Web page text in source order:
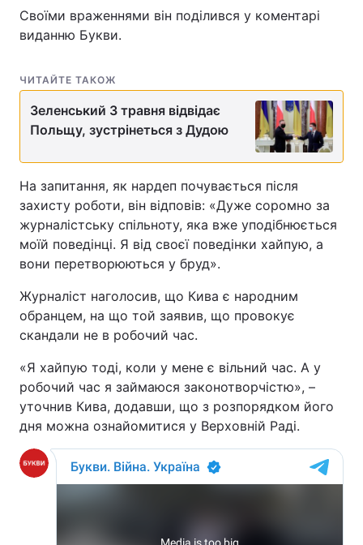
Своїми враженнями він поділився у коментарі
виданню Букви.
ЧИТАЙТЕ ТАКОЖ
Зеленський 3 травня відвідає
Польщу, зустрінеться з Дудою
На запитання, як нардеп почувається після
захисту роботи, він відповів: «Дуже соромно за
журналістську спільноту, яка вже уподібнюється
моїй поведінці. Я від своєї поведінки хайпую, а
вони перетворюються у бруд».
Журналіст наголосив, що Кива є народним
обранцем, на що той заявив, що провокує
скандали не в робочий час.
«Я хайпую тоді, коли у мене є вільний час. А у
робочий час я займаюся законотворчістю», –
уточнив Кива, додавши, що з розпорядком його
дня можна ознайомитися у Верховній Раді.